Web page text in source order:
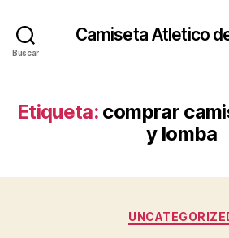
Buscar
Camiseta Atletico
Etiqueta: comprar
y lomba